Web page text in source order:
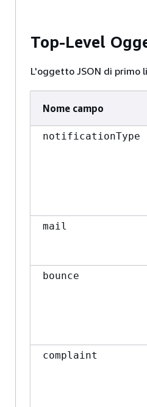
Top-Level
L'oggetto JSON di primo
Nome campo
notificationType
mail
bounce
complaint